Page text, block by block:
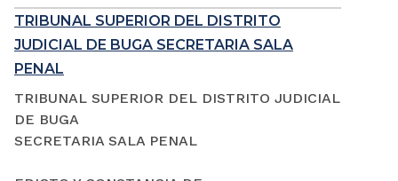
TRIBUNAL SUPERIOR DEL DISTRITO
JUDICIAL DE BUGA SECRETARIA SALA
PENAL
TRIBUNAL SUPERIOR DEL DISTRITO JUDICIAL
DE BUGA
SECRETARIA SALA PENAL